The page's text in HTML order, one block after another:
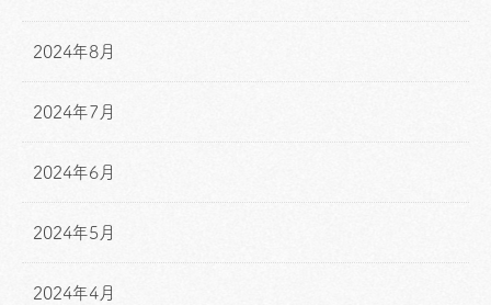
2024年8月
2024年7月
2024年6月
2024年5月
2024年4月